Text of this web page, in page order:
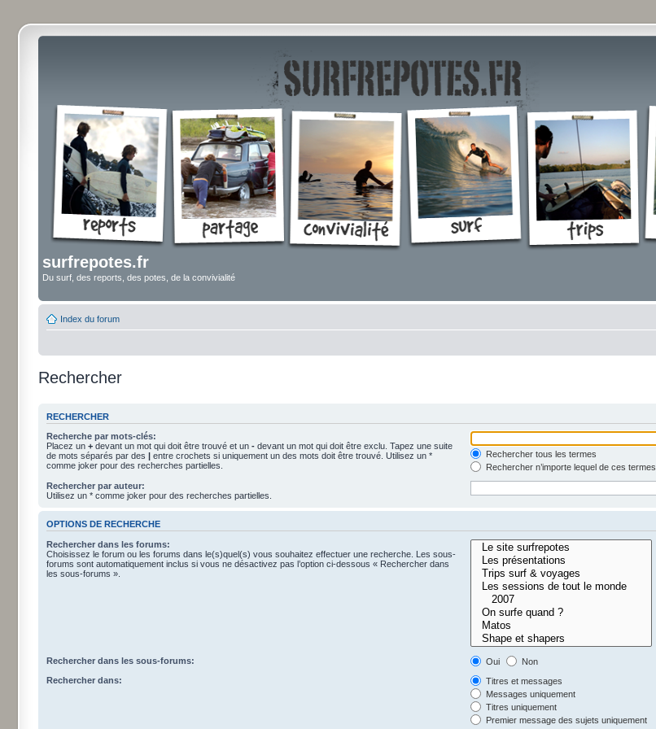
surfrepotes.fr
Du surf, des reports, des potes, de la convivialité
Index du forum
Rechercher
RECHERCHER
Recherche par mots-clés:
Placez un + devant un mot qui doit être trouvé et un - devant un mot qui doit être exclu. Tapez une suite
de mots séparés par des | entre crochets si uniquement un des mots doit être trouvé. Utilisez un *
comme joker pour des recherches partielles.
Rechercher tous les termes
Rechercher n’importe lequel de ces termes
Rechercher par auteur:
Utilisez un * comme joker pour des recherches partielles.
OPTIONS DE RECHERCHE
Rechercher dans les forums:
Choisissez le forum ou les forums dans le(s)quel(s) vous souhaitez effectuer une recherche. Les sous-
forums sont automatiquement inclus si vous ne désactivez pas l’option ci-dessous « Rechercher dans
les sous-forums ».
Rechercher dans les sous-forums: Oui
Non
Rechercher dans:
Titres et messages
Messages uniquement
Titres uniquement
Premier message des sujets uniquement